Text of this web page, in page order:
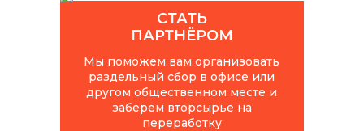
СТАТЬ
ПАРТНЁРОМ
Мы поможем вам организовать
раздельный сбор в офисе или
другом общественном месте и
заберем вторсырье на
переработку